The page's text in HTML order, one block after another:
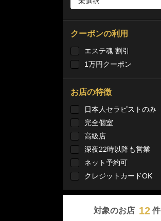
クーポンの利用
エステ魂 割引
1万円クーポン
お店の特徴
日本人セラピストのみ
完全個室
高級店
深夜22時以降も営業
ネット予約可
クレジットカードOK
対象のお店 12 件